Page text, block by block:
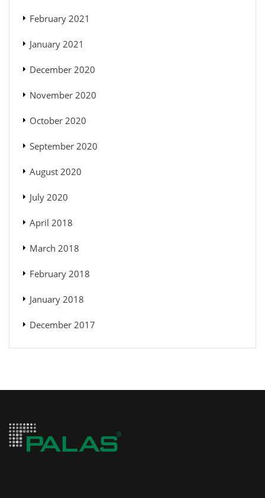
February 2021
January 2021
December 2020
November 2020
October 2020
September 2020
August 2020
July 2020
April 2018
March 2018
February 2018
January 2018
December 2017